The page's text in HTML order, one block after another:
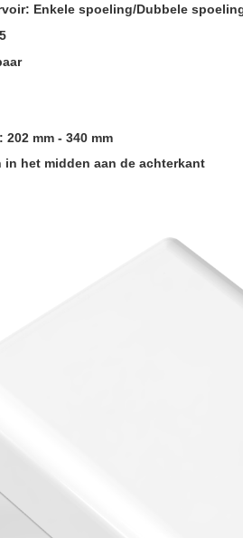
Enkele spoeling/Dubbele
mm - 340 mm
het midden aan de achterkant